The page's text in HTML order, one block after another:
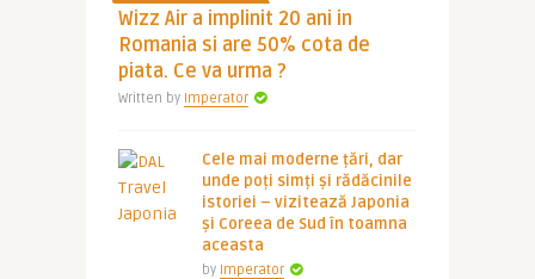
Wizz Air a implinit 20 ani in
Romania si are 50% cota de
piata. Ce va urma ?
Written by Imperator
Cele mai moderne țări, dar
unde poți simți și rădăcinile
istoriei – vizitează Japonia
și Coreea de Sud în toamna
aceasta
by Imperator